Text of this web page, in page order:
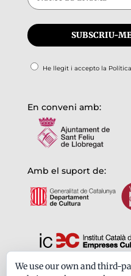
He llegit i accepto la
En conveni amb:
Amb el suport de:
We use our own and third-